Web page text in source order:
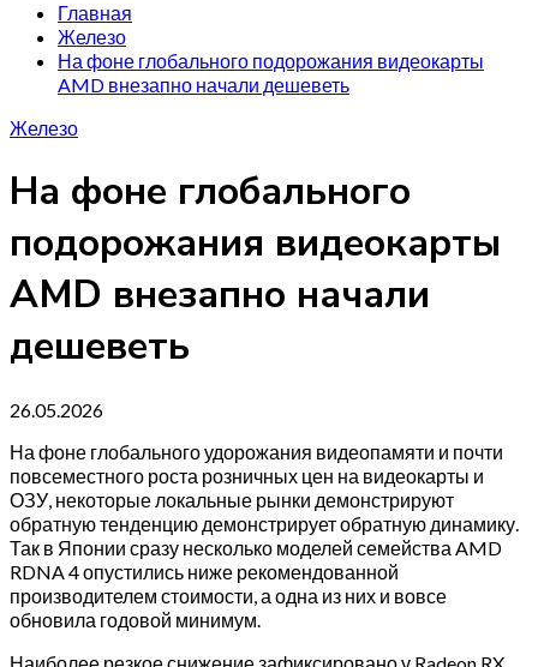
Главная
Железо
На фоне глобального подорожания видеокарты
AMD внезапно начали дешеветь
Железо
На фоне глобального
подорожания видеокарты
AMD внезапно начали
дешеветь
26.05.2026
На фоне глобального удорожания видеопамяти и почти
повсеместного роста розничных цен на видеокарты и
ОЗУ, некоторые локальные рынки демонстрируют
обратную тенденцию демонстрирует обратную динамику.
Так в Японии сразу несколько моделей семейства AMD
RDNA 4 опустились ниже рекомендованной
производителем стоимости, а одна из них и вовсе
обновила годовой минимум.